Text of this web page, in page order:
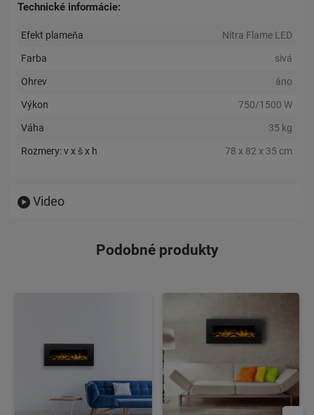
Technické informácie:
Efekt plameňa Nitra Flame LED
Farba sivá
Ohrev áno
Výkon 750/1500 W
Váha 35 kg
Rozmery: v x š x h 78 x 82 x 35 cm
Video
Podobné produkty